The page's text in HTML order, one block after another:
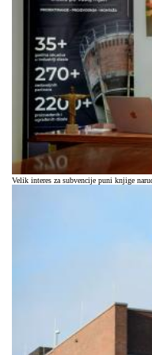
Velik interes za subvencije puni knjige